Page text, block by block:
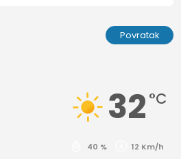
Povratak
32 °C
40 % 12 Km/h